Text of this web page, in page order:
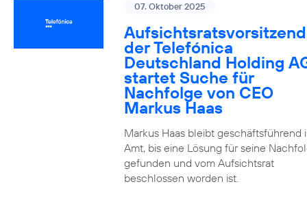
07. Oktober 2025
der Telefónica
Deutschland Holding
startet Suche für
Nachfolge von CEO
Markus Haas
Markus Haas bleibt geschäftsführend
Amt, bis eine Lösung für seine
gefunden und vom Aufsichtsrat
beschlossen worden ist.